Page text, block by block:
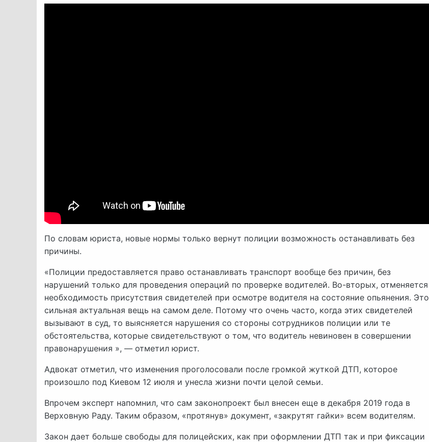
По словам юриста, новые нормы только вернут полиции возможность останавливать без
причины.
«Полиции предоставляется право останавливать транспорт вообще без причин, без
нарушений только для проведения операций по проверке водителей. Во-вторых, отменяется
необходимость присутствия свидетелей при осмотре водителя на состояние опьянения. Это
сильная актуальная вещь на самом деле. Потому что очень часто, когда этих свидетелей
вызывают в суд, то выясняется нарушения со стороны сотрудников полиции или те
обстоятельства, которые свидетельствуют о том, что водитель невиновен в совершении
правонарушения », — отметил юрист.
Адвокат отметил, что изменения проголосовали после громкой жуткой ДТП, которое
произошло под Киевом 12 июля и унесла жизни почти целой семьи.
Впрочем эксперт напомнил, что сам законопроект был внесен еще в декабря 2019 года в
Верховную Раду. Таким образом, «протянув» документ, «закрутят гайки» всем водителям.
Закон дает больше свободы для полицейских, как при оформлении ДТП так и при фиксации